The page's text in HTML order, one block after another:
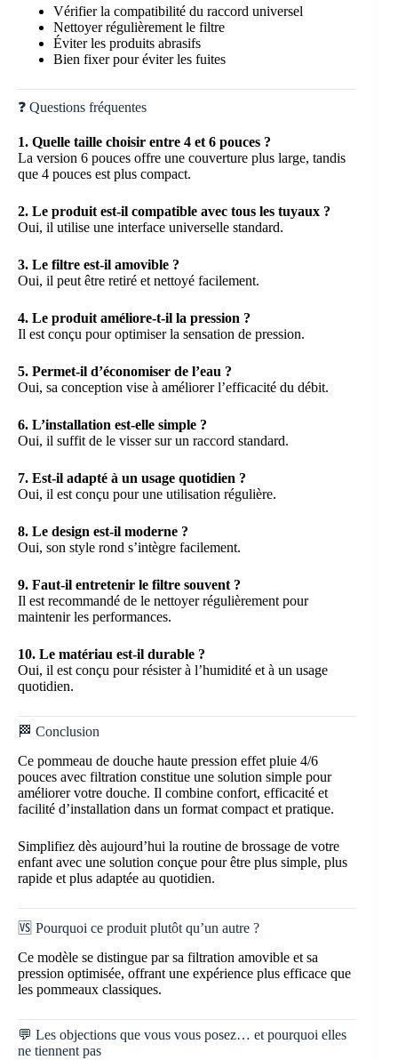
Vérifier la compatibilité du raccord universel
Nettoyer régulièrement le filtre
Éviter les produits abrasifs
Bien fixer pour éviter les fuites
❓ Questions fréquentes
1. Quelle taille choisir entre 4 et 6 pouces ?
La version 6 pouces offre une couverture plus large, tandis
que 4 pouces est plus compact.
2. Le produit est-il compatible avec tous les tuyaux ?
Oui, il utilise une interface universelle standard.
3. Le filtre est-il amovible ?
Oui, il peut être retiré et nettoyé facilement.
4. Le produit améliore-t-il la pression ?
Il est conçu pour optimiser la sensation de pression.
5. Permet-il d’économiser de l’eau ?
Oui, sa conception vise à améliorer l’efficacité du débit.
6. L’installation est-elle simple ?
Oui, il suffit de le visser sur un raccord standard.
7. Est-il adapté à un usage quotidien ?
Oui, il est conçu pour une utilisation régulière.
8. Le design est-il moderne ?
Oui, son style rond s’intègre facilement.
9. Faut-il entretenir le filtre souvent ?
Il est recommandé de le nettoyer régulièrement pour
maintenir les performances.
10. Le matériau est-il durable ?
Oui, il est conçu pour résister à l’humidité et à un usage
quotidien.
🏁 Conclusion
Ce pommeau de douche haute pression effet pluie 4/6
pouces avec filtration constitue une solution simple pour
améliorer votre douche. Il combine confort, efficacité et
facilité d’installation dans un format compact et pratique.
Simplifiez dès aujourd’hui la routine de brossage de votre
enfant avec une solution conçue pour être plus simple, plus
rapide et plus adaptée au quotidien.
🆚 Pourquoi ce produit plutôt qu’un autre ?
Ce modèle se distingue par sa filtration amovible et sa
pression optimisée, offrant une expérience plus efficace que
les pommeaux classiques.
💬 Les objections que vous vous posez… et pourquoi elles
ne tiennent pas